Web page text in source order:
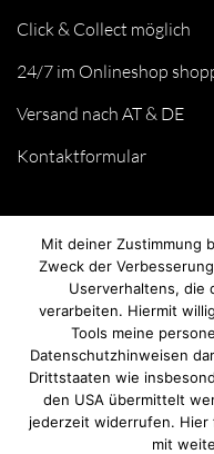
Click & Collect möglich
24/7 im Onlineshop
Versand nach AT & DE
Kontaktformular
© we love
Mit deiner Zustimmung
Zweck der
Userverhaltens, die
verarbeiten. Hiermit
Tools meine
Datenschutzhinweisen
Drittstaaten wie
den USA übermittelt
jederzeit widerrufen. Hier
mit